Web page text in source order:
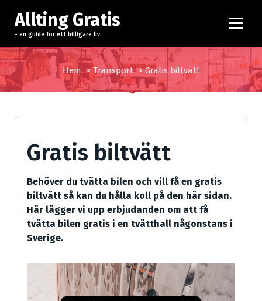
p
a
t
i
Allting Gratis
- en guide för ett billigare liv
Hem>Transport>Gratis biltvätt
Gratis biltvätt
Behöver du tvätta bilen och vill få en gratis
biltvätt så kan du hålla koll på den här sidan.
Här lägger vi upp erbjudanden om att få
tvätta bilen gratis i en tvätthall någonstans i
Sverige.